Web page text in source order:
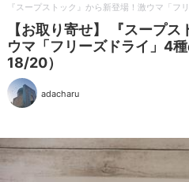
『スープストック』から新登場！激ウマ「フ
【お取り寄せ】 『スープ
ウマ「フリーズドライ」4
18/20）
adacharu